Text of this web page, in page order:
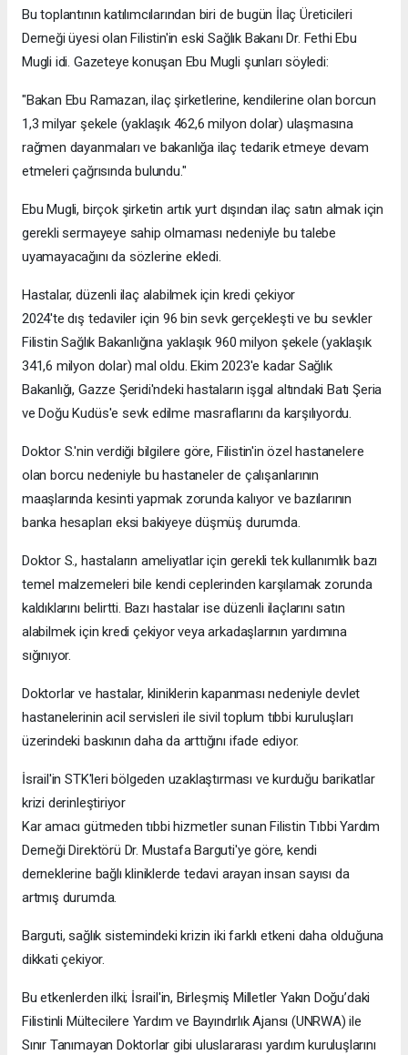
Bu toplantının katılımcılarından biri de bugün İlaç Üreticileri
Derneği üyesi olan Filistin'in eski Sağlık Bakanı Dr. Fethi Ebu
Mugli idi. Gazeteye konuşan Ebu Mugli şunları söyledi:
"Bakan Ebu Ramazan, ilaç şirketlerine, kendilerine olan borcun
1,3 milyar şekele (yaklaşık 462,6 milyon dolar) ulaşmasına
rağmen dayanmaları ve bakanlığa ilaç tedarik etmeye devam
etmeleri çağrısında bulundu."
Ebu Mugli, birçok şirketin artık yurt dışından ilaç satın almak için
gerekli sermayeye sahip olmaması nedeniyle bu talebe
uyamayacağını da sözlerine ekledi.
Hastalar, düzenli ilaç alabilmek için kredi çekiyor
2024'te dış tedaviler için 96 bin sevk gerçekleşti ve bu sevkler
Filistin Sağlık Bakanlığına yaklaşık 960 milyon şekele (yaklaşık
341,6 milyon dolar) mal oldu. Ekim 2023'e kadar Sağlık
Bakanlığı, Gazze Şeridi'ndeki hastaların işgal altındaki Batı Şeria
ve Doğu Kudüs'e sevk edilme masraflarını da karşılıyordu.
Doktor S.'nin verdiği bilgilere göre, Filistin'in özel hastanelere
olan borcu nedeniyle bu hastaneler de çalışanlarının
maaşlarında kesinti yapmak zorunda kalıyor ve bazılarının
banka hesapları eksi bakiyeye düşmüş durumda.
Doktor S., hastaların ameliyatlar için gerekli tek kullanımlık bazı
temel malzemeleri bile kendi ceplerinden karşılamak zorunda
kaldıklarını belirtti. Bazı hastalar ise düzenli ilaçlarını satın
alabilmek için kredi çekiyor veya arkadaşlarının yardımına
sığınıyor.
Doktorlar ve hastalar, kliniklerin kapanması nedeniyle devlet
hastanelerinin acil servisleri ile sivil toplum tıbbi kuruluşları
üzerindeki baskının daha da arttığını ifade ediyor.
İsrail'in STK'leri bölgeden uzaklaştırması ve kurduğu barikatlar
krizi derinleştiriyor
Kar amacı gütmeden tıbbi hizmetler sunan Filistin Tıbbi Yardım
Derneği Direktörü Dr. Mustafa Barguti'ye göre, kendi
derneklerine bağlı kliniklerde tedavi arayan insan sayısı da
artmış durumda.
Barguti, sağlık sistemindeki krizin iki farklı etkeni daha olduğuna
dikkati çekiyor.
Bu etkenlerden ilki; İsrail'in, Birleşmiş Milletler Yakın Doğu’daki
Filistinli Mültecilere Yardım ve Bayındırlık Ajansı (UNRWA) ile
Sınır Tanımayan Doktorlar gibi uluslararası yardım kuruluşlarını